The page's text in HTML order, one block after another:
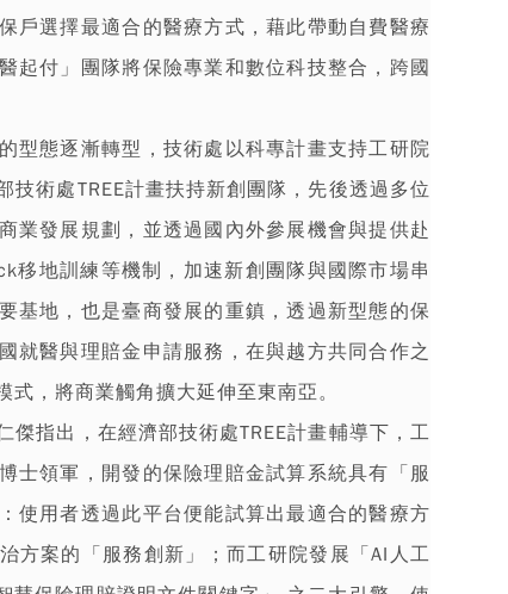
戶選擇最適合的醫療方式，藉此帶動自費醫療
起付」團隊將保險專業和數位科技整合，跨國
型態逐漸轉型，技術處以科專計畫支持工研院
技術處TREE計畫扶持新創團隊，先後透過多位
業發展規劃，並透過國內外參展機會與提供赴
移地訓練等機制，加速新創團隊與國際市場串
基地，也是臺商發展的重鎮，透過新型態的保
就醫與理賠金申請服務，在與越方共同合作之
，將商業觸角擴大延伸至東南亞。
傑指出，在經濟部技術處TREE計畫輔導下，工
士領軍，開發的保險理賠金試算系統具有「服
使用者透過此平台便能試算出最適合的醫療方
方案的「服務創新」；而工研院發展「AI人工